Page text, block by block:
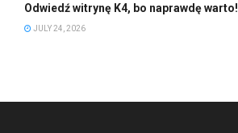
Odwiedź witrynę K4, bo naprawdę warto!
JULY 24, 2026